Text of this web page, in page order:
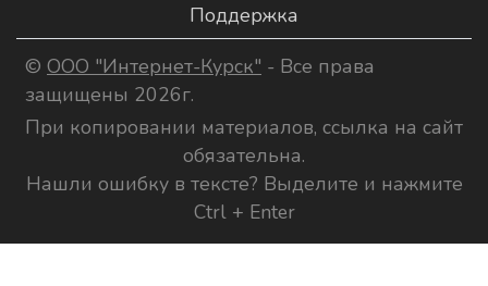
Поддержка
© ООО "Интернет-Курск" - Все права
защищены 2026г.
При копировании материалов, ссылка на сайт
обязательна.
Нашли ошибку в тексте? Выделите и нажмите
Ctrl + Enter